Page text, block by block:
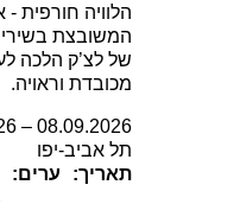
הלוויה חורפית
המשובצת בשירי
של לצ’ק הלכה
מכובדת וראויה.
תאריך:
08.09.2026
–
ערים:
תל אביב-יפו